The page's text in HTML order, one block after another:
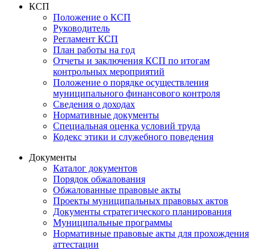
КСП
Положение о КСП
Руководитель
Регламент КСП
План работы на год
Отчеты и заключения КСП по итогам
контрольных мероприятий
Положение о порядке осуществления
муниципального финансового контроля
Сведения о доходах
Нормативные документы
Специальная оценка условий труда
Кодекс этики и служебного поведения
Документы
Каталог документов
Порядок обжалования
Обжалованные правовые акты
Проекты муниципальных правовых актов
Документы стратегического планирования
Муниципальные программы
Нормативные правовые акты для прохождения
аттестации